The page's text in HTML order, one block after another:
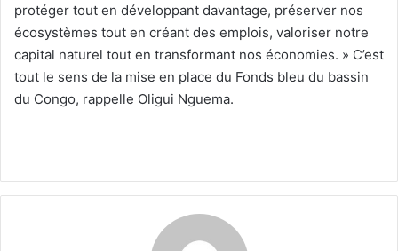
protéger tout en développant davantage, préserver nos
écosystèmes tout en créant des emplois, valoriser notre
capital naturel tout en transformant nos économies. » C’est
tout le sens de la mise en place du Fonds bleu du bassin
du Congo, rappelle Oligui Nguema.